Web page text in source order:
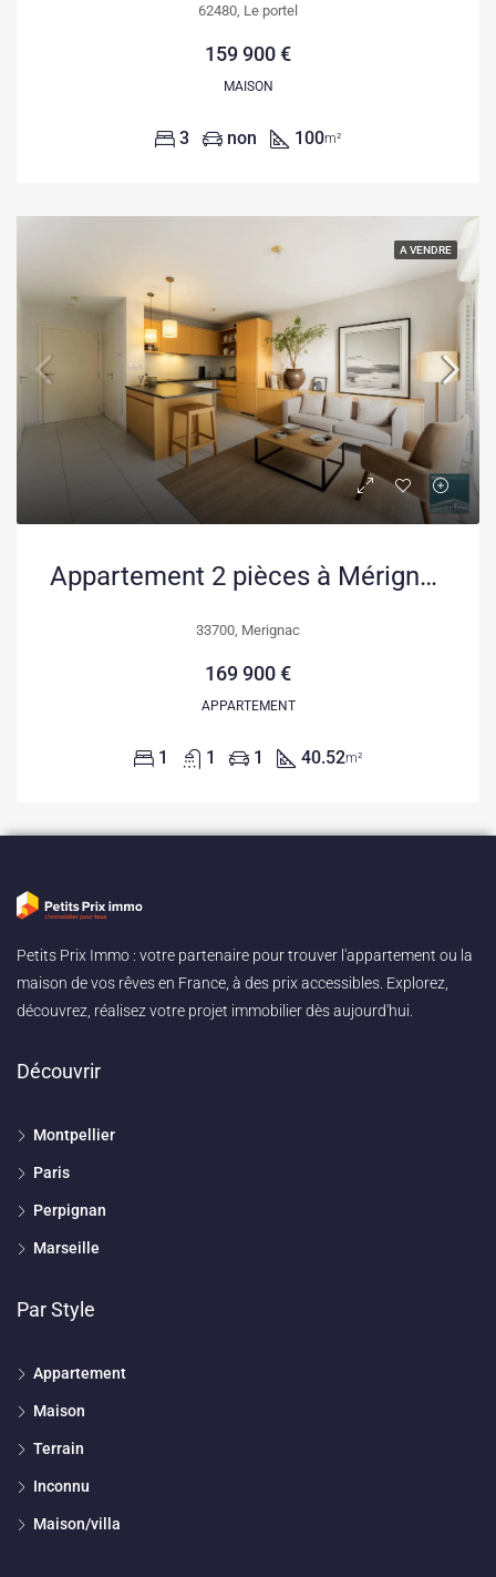
62480, Le portel
159 900 €
MAISON
3 non 100m²
A VENDRE
Appartement 2 pièces à Mérignac avec terrasse, proche tramway et centre commercial
33700, Merignac
169 900 €
APPARTEMENT
1 1 1 40.52m²
Petits Prix Immo : votre partenaire pour trouver l'appartement ou la
maison de vos rêves en France, à des prix accessibles. Explorez,
découvrez, réalisez votre projet immobilier dès aujourd'hui.
Découvrir
Montpellier
Paris
Perpignan
Marseille
Par Style
Appartement
Maison
Terrain
Inconnu
Maison/villa